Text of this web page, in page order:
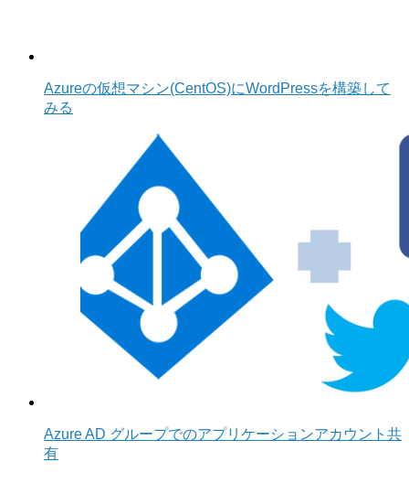
Azureの仮想マシン(CentOS)にWordPressを構築して
みる
Azure AD グループでのアプリケーションアカウント共
有